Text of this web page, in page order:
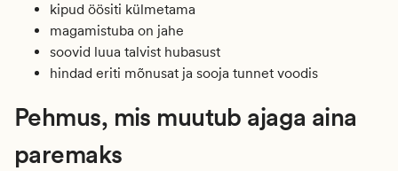
kipud öösiti külmetama
magamistuba on jahe
soovid luua talvist hubasust
hindad eriti mõnusat ja sooja tunnet voodis
Pehmus, mis muutub ajaga aina
paremaks